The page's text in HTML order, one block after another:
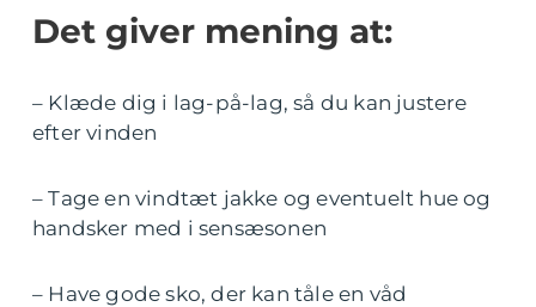
Det giver mening at:
– Klæde dig i lag-på-lag, så du kan justere
efter vinden
– Tage en vindtæt jakke og eventuelt hue og
handsker med i sensæsonen
– Have gode sko, der kan tåle en våd